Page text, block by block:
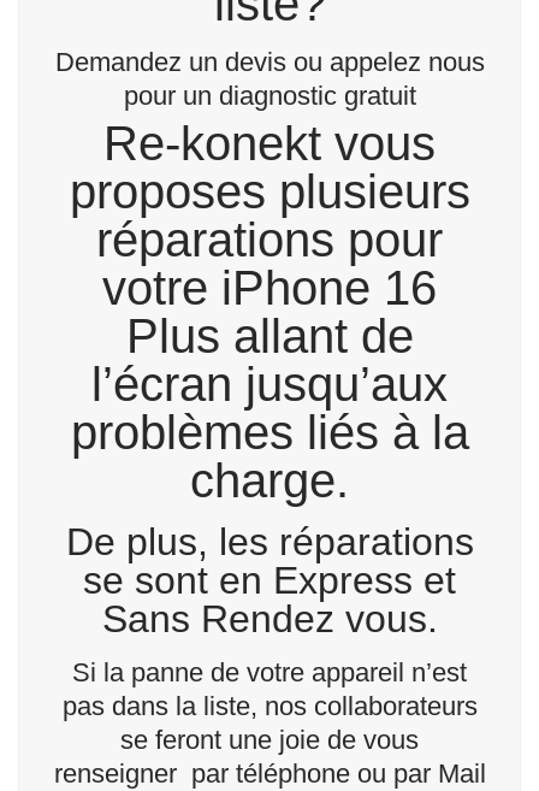
Demandez un devis ou appelez nous
pour un diagnostic gratuit
Re-konekt vous
proposes plusieurs
réparations pour
votre iPhone 16
Plus allant de
l’écran jusqu’aux
problèmes liés à la
charge.
De plus, les réparations
se sont en Express et
Sans Rendez vous.
Si la panne de votre appareil n’est
pas dans la liste, nos collaborateurs
se feront une joie de vous
renseigner par téléphone ou par Mail